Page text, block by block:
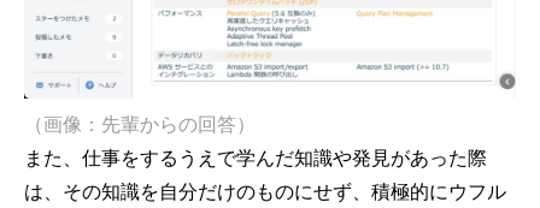
（画像：先輩からの回答）
また、仕事をするうえで学んだ知識や発見があった際
は、その知識を自分だけのものにせず、積極的にウフル